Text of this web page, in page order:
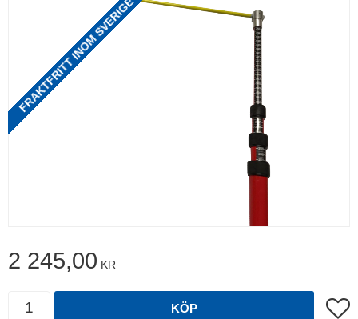
FRAKTFRITT INOM SVERIGE
2 245,00 KR
KÖP Lägg